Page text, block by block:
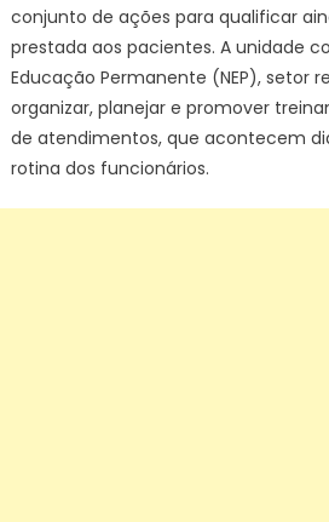
conjunto de ações para qualificar
prestada aos pacientes. A unidade
Educação Permanente (NEP), setor
organizar, planejar e promover
de atendimentos, que acontecem
rotina dos funcionários.